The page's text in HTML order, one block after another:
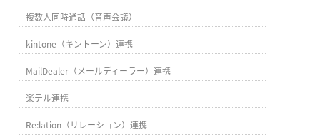
複数人同時通話（音声会議）
kintone（キントーン）連携
MailDealer（メールディーラー）連携
楽テル連携
Re:lation（リレーション）連携